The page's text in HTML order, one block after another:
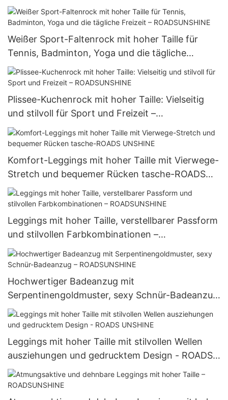
ROADSUNSHINE
Weißer Sport-Faltenrock mit hoher Taille für
Tennis, Badminton, Yoga und die tägliche
Freizeit – ROADSUNSHINE
Plissee-Kuchenrock mit hoher Taille: Vielseitig
und stilvoll für Sport und Freizeit –
ROADSUNSHINE
Komfort-Leggings mit hoher Taille mit Vierwege-
Stretch und bequemer Rücken tasche-ROADS
UNSHINE
Leggings mit hoher Taille, verstellbarer Passform
und stilvollen Farbkombinationen –
ROADSUNSHINE
Hochwertiger Badeanzug mit
Serpentinengoldmuster, sexy Schnür-Badeanzug
– ROADSUNSHINE
Leggings mit hoher Taille mit stilvollen Wellen
ausziehungen und gedrucktem Design - ROADS
UNSHINE